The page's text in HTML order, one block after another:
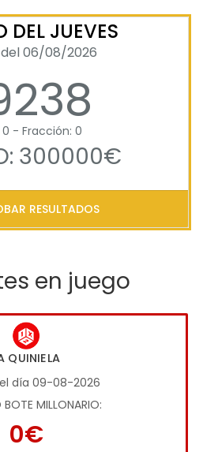
DEL JUEVES
06/08/2026
0 - Fracción: 0
300000€
RESULTADOS
en juego
QUINIELA
día 09-08-2026
MILLONARIO:
0€